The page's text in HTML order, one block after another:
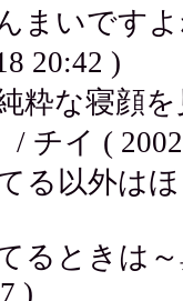
いですよ
20:42 )
な寝顔を
チイ (
以外はほ
ときは～
)